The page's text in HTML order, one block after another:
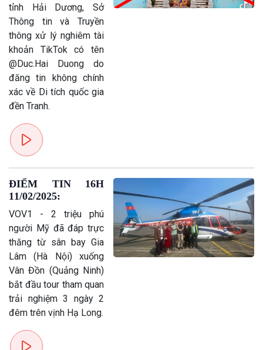
Chính trị
Tin Chính trị
Chính phủ với người dân
Quốc hội với cử tri
Xây dựng đảng
Đảng trong cuộc sống
Nhận diện sự thật
Pháp luật và đời sống
Thế giới
tỉnh Hải Dương, Sở
Thông tin và Truyền
thông xử lý nghiêm tài
khoản TikTok có tên
@Duc.Hai Duong do
đăng tin không chính
xác về Di tích quốc gia
đền Tranh.
ĐIỂM TIN 16H
11/02/2025:
VOV1 - 2 triệu phú
người Mỹ đã đáp trực
thăng từ sân bay Gia
Lâm (Hà Nội) xuống
Vân Đồn (Quảng Ninh)
bắt đầu tour tham quan
trải nghiệm 3 ngày 2
đêm trên vịnh Hạ Long.